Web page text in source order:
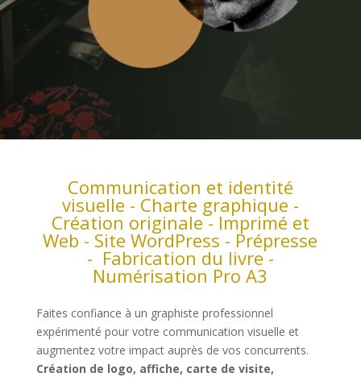
Communication et identité
visuelle - Charte graphique -
Création originale - Imprimé et
Web - Site WordPress - Prépresse
- Fabrication du livre -
Numérisation Pro A3
Faites confiance à un graphiste professionnel
expérimenté pour votre communication visuelle et
augmentez votre impact auprès de vos concurrents.
Création de logo, affiche, carte de visite,